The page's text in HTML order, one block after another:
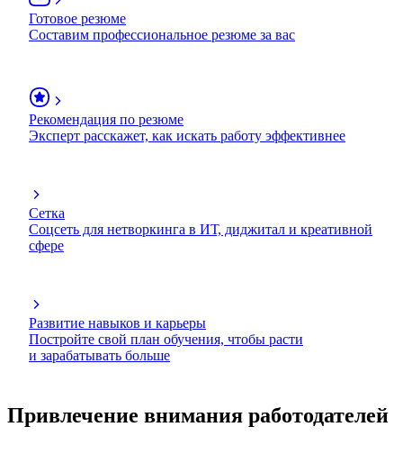
Готовое резюме
Составим профессиональное резюме за вас
Рекомендация по резюме
Эксперт расскажет, как искать работу эффективнее
Сетка
Соцсеть для нетворкинга в ИТ, диджитал и креативной
сфере
Развитие навыков и карьеры
Постройте свой план обучения, чтобы расти
и зарабатывать больше
Привлечение внимания работодателей